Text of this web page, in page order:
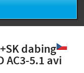
dabing
AC3-5.1 avi